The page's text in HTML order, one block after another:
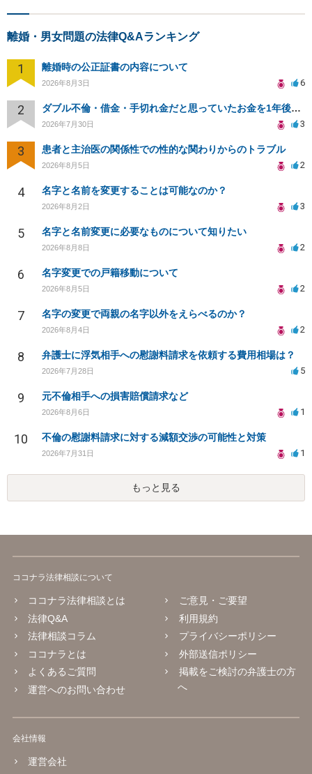
離婚・男女問題の法律Q&Aランキング
1 離婚時の公正証書の内容について
2026年8月3日 6
2 ダブル不倫・借金・手切れ金だと思っていたお金を1年後いまさら脅迫罪として通知書が来てまとめて請求
2026年7月30日 3
3 患者と主治医の関係性での性的な関わりからのトラブル
2026年8月5日 2
4 名字と名前を変更することは可能なのか？
2026年8月2日 3
5 名字と名前変更に必要なものについて知りたい
2026年8月8日 2
6 名字変更での戸籍移動について
2026年8月5日 2
7 名字の変更で両親の名字以外をえらべるのか？
2026年8月4日 2
8 弁護士に浮気相手への慰謝料請求を依頼する費用相場は？
2026年7月28日 5
9 元不倫相手への損害賠償請求など
2026年8月6日 1
10 不倫の慰謝料請求に対する減額交渉の可能性と対策
2026年7月31日 1
もっと見る
ココナラ法律相談について
ココナラ法律相談とは
法律Q&A
法律相談コラム
ココナラとは
よくあるご質問
運営へのお問い合わせ
ご意見・ご要望
利用規約
プライバシーポリシー
外部送信ポリシー
掲載をご検討の弁護士の方
へ
会社情報
運営会社